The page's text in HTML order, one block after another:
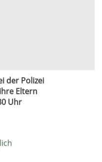
der Polizei
Eltern
Uhr